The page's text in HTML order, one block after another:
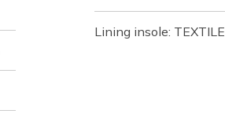
Lining insole: TEXTILE